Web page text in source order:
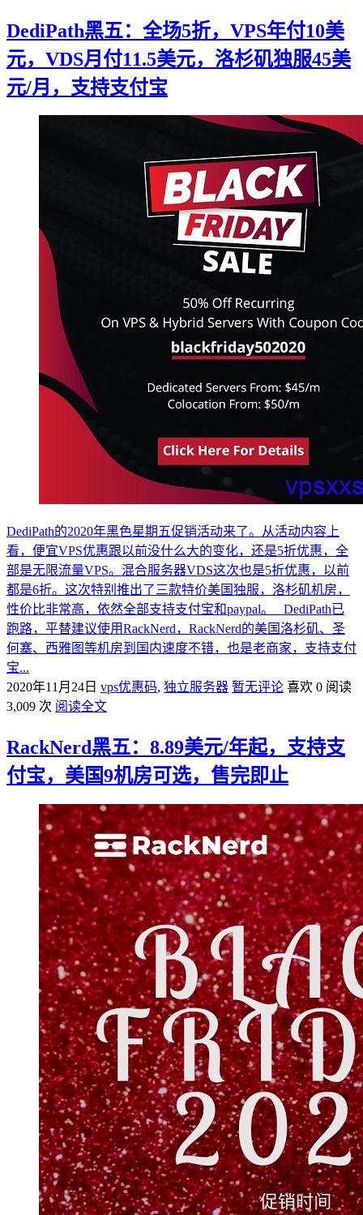
DediPath黑五：全场5折，VPS年付10美
元，VDS月付11.5美元，洛杉矶独服45美
元/月，支持支付宝
DediPath的2020年黑色星期五促销活动来了。从活动内容上
看，便宜VPS优惠跟以前没什么大的变化，还是5折优惠，全
部是无限流量VPS。混合服务器VDS这次也是5折优惠，以前
都是6折。这次特别推出了三款特价美国独服，洛杉矶机房，
性价比非常高，依然全部支持支付宝和paypal。 DediPath已
跑路，平替建议使用RackNerd，RackNerd的美国洛杉矶、圣
何塞、西雅图等机房到国内速度不错，也是老商家，支持支付
宝...
2020年11月24日 vps优惠码, 独立服务器 暂无评论 喜欢 0 阅读
3,009 次 阅读全文
RackNerd黑五：8.89美元/年起，支持支
付宝，美国9机房可选，售完即止